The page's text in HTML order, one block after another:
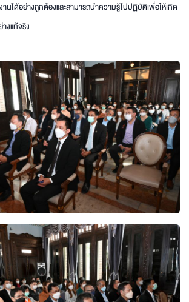
านได้อย่างถูกต้องและสามารถนำความรู้ไปปฏิบัติเพื่อให้เกิด
งแท้จริง